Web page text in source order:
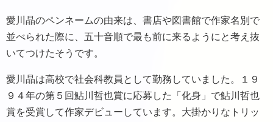
愛川晶のペンネームの由来は、書店や図書館で作家名別で
並べられた際に、五十音順で最も前に来るようにと考え抜
いてつけたそうです。
愛川晶は高校で社会科教員として勤務していました。１９
９４年の第５回鮎川哲也賞に応募した「化身」で鮎川哲也
賞を受賞して作家デビューしています。大掛かりなトリッ